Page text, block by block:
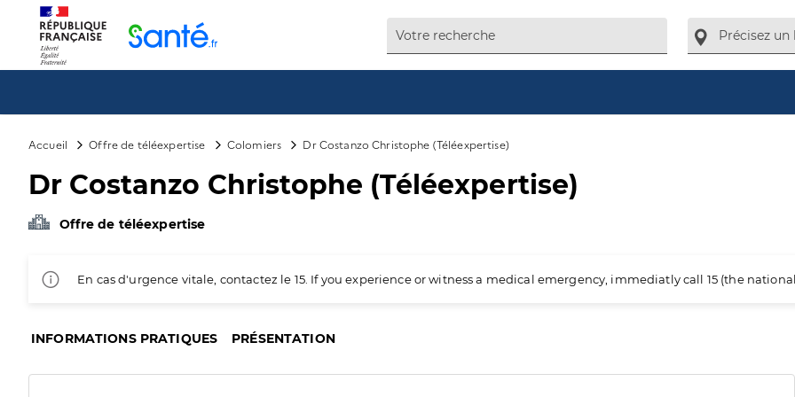
Accueil Offre de téléexpertise Colomiers Dr Costanzo Christophe (Téléexpertise)
Dr Costanzo Christophe (Téléexpertise)
Offre de téléexpertise
En cas d'urgence vitale, contactez le 15. If you experience or witness a medical emergency, immediatly call 15 (the
INFORMATIONS PRATIQUES PRÉSENTATION
Panneau de gestion des cookies